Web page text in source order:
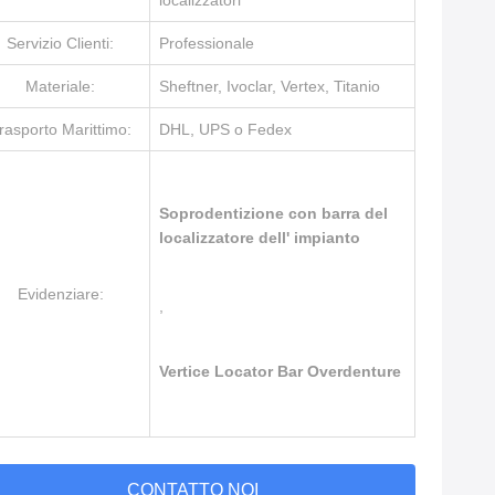
Servizio Clienti: Professionale
Materiale: Sheftner, Ivoclar, Vertex, Titanio
Marittimo: DHL, UPS o Fedex
Evidenziare:
Soprodentizione con barra del
localizzatore dell' impianto
Vertice Locator Bar Overdenture
CONTATTO NOI